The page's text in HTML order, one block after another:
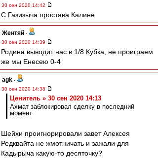
30 сен 2020 14:42
С Газизыча простава Калине
Жентяй -
30 сен 2020 14:39
Родина выводит нас в 1/8 Кубка, не проиграем
же мы Енесею 0-4
agk -
30 сен 2020 14:38
Ценитель » 30 сен 2020 14:13
Ахмат заблокировал сделку в последний
момент
Шейхи проигнорировали завет Алексея
Редквайта не жмотничать и зажали для
Кадырыча какую-то десяточку?